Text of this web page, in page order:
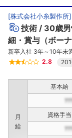
[株式会社小糸製作所]
技術 30歳
細・賞与（ボーナ
新卒入社 3年～10年未
2.8
月
給
基本給
資格手当